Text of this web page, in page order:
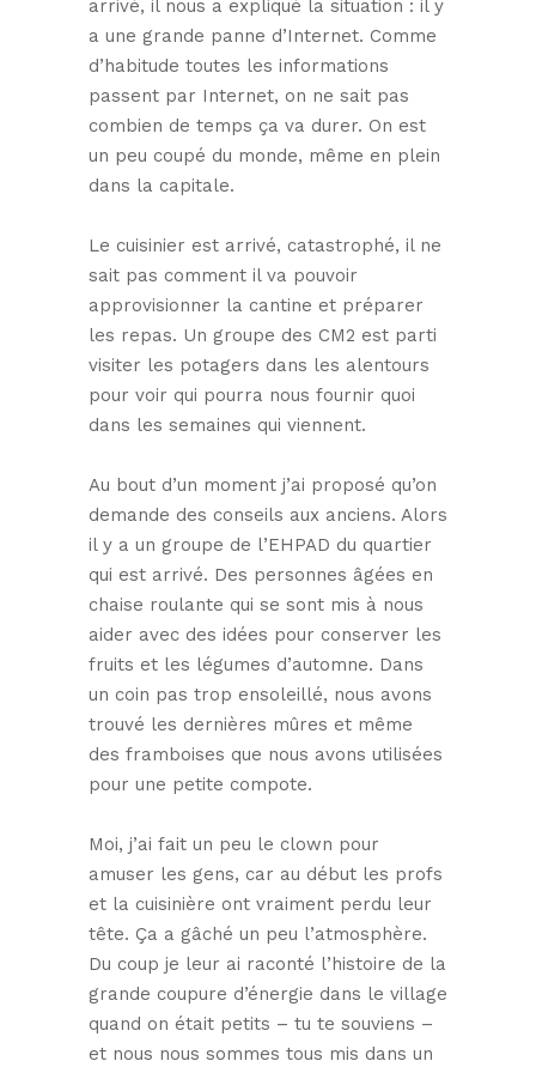
arrivé, il nous a expliqué la situation : il y
a une grande panne d’Internet. Comme
d’habitude toutes les informations
passent par Internet, on ne sait pas
combien de temps ça va durer. On est
un peu coupé du monde, même en plein
dans la capitale.
Le cuisinier est arrivé, catastrophé, il ne
sait pas comment il va pouvoir
approvisionner la cantine et préparer
les repas. Un groupe des CM2 est parti
visiter les potagers dans les alentours
pour voir qui pourra nous fournir quoi
dans les semaines qui viennent.
Au bout d’un moment j’ai proposé qu’on
demande des conseils aux anciens. Alors
il y a un groupe de l’EHPAD du quartier
qui est arrivé. Des personnes âgées en
chaise roulante qui se sont mis à nous
aider avec des idées pour conserver les
fruits et les légumes d’automne. Dans
un coin pas trop ensoleillé, nous avons
trouvé les dernières mûres et même
des framboises que nous avons utilisées
pour une petite compote.
Moi, j’ai fait un peu le clown pour
amuser les gens, car au début les profs
et la cuisinière ont vraiment perdu leur
tête. Ça a gâché un peu l’atmosphère.
Du coup je leur ai raconté l’histoire de la
grande coupure d’énergie dans le village
quand on était petits – tu te souviens –
et nous nous sommes tous mis dans un